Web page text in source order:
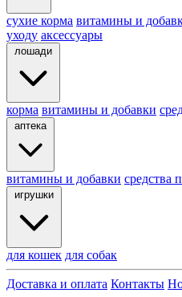
сухие корма витамины и
уходу аксессуары
лошади
корма витамины и добавки
аптека
витамины и добавки средства
игрушки
для кошек для собак
Доставка и оплата Контакты